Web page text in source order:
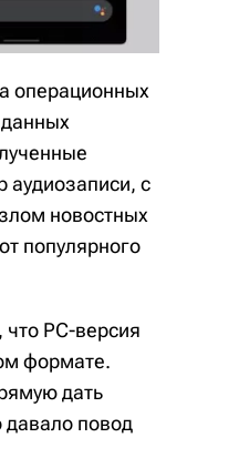
операционных
с
новостных
популярного
PC-версия
формате.
дать
давало повод